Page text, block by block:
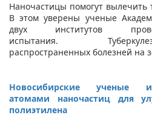
Наночастицы помогут вылечить
В этом уверены ученые
двух институтов
испытания.
распространенных болезней на
Новосибирские ученые
атомами наночастиц для
полиэтилена